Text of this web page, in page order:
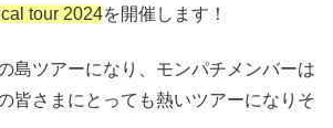
tour 2024を開催します！
島ツアーになり、モンパチメンバーは
皆さまにとっても熱いツアーになりそ